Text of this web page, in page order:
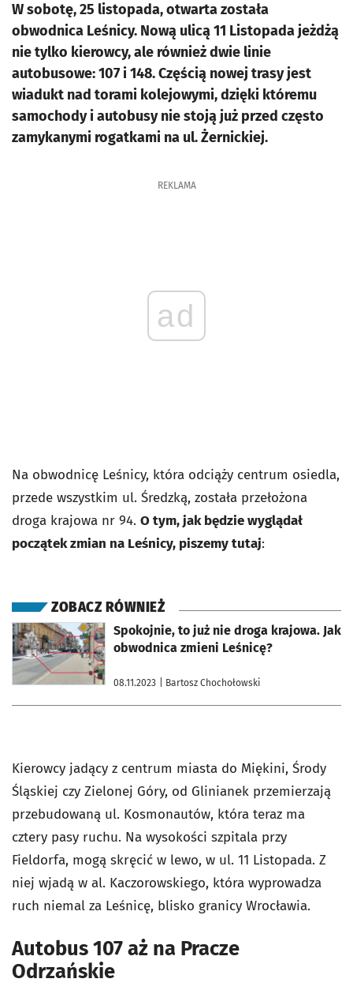
W sobotę, 25 listopada, otwarta została
obwodnica Leśnicy. Nową ulicą 11 Listopada jeżdżą
nie tylko kierowcy, ale również dwie linie
autobusowe: 107 i 148. Częścią nowej trasy jest
wiadukt nad torami kolejowymi, dzięki któremu
samochody i autobusy nie stoją już przed często
zamykanymi rogatkami na ul. Żernickiej.
REKLAMA
ad
Na obwodnicę Leśnicy, która odciąży centrum osiedla,
przede wszystkim ul. Średzką, została przełożona
droga krajowa nr 94. O tym, jak będzie wyglądał
początek zmian na Leśnicy, piszemy tutaj:
ZOBACZ RÓWNIEŻ
Spokojnie, to już nie droga krajowa. Jak
obwodnica zmieni Leśnicę?
08.11.2023 | Bartosz Chochołowski
otworzy się w nowej karcie
Kierowcy jadący z centrum miasta do Miękini, Środy
Śląskiej czy Zielonej Góry, od Glinianek przemierzają
przebudowaną ul. Kosmonautów, która teraz ma
cztery pasy ruchu. Na wysokości szpitala przy
Fieldorfa, mogą skręcić w lewo, w ul. 11 Listopada. Z
niej wjadą w al. Kaczorowskiego, która wyprowadza
ruch niemal za Leśnicę, blisko granicy Wrocławia.
Autobus 107 aż na Pracze
Odrzańskie